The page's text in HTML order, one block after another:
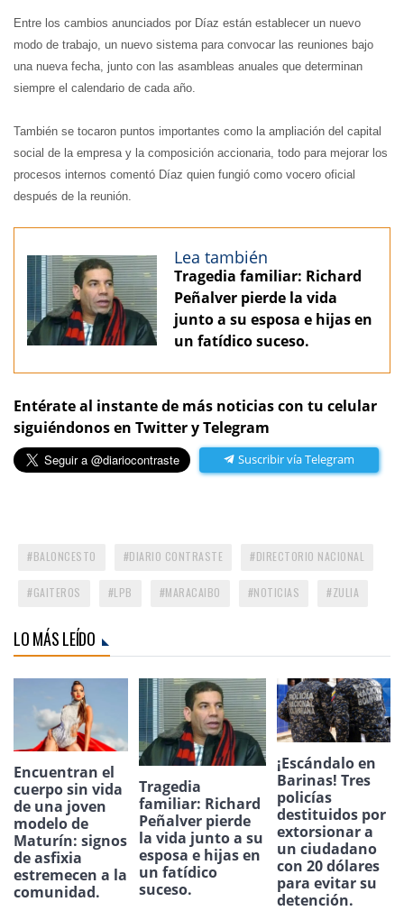
Entre los cambios anunciados por Díaz están establecer un nuevo
modo de trabajo, un nuevo sistema para convocar las reuniones bajo
una nueva fecha, junto con las asambleas anuales que determinan
siempre el calendario de cada año.
También se tocaron puntos importantes como la ampliación del capital
social de la empresa y la composición accionaria, todo para mejorar los
procesos internos comentó Díaz quien fungió como vocero oficial
después de la reunión.
Lea también
Tragedia familiar: Richard
Peñalver pierde la vida
junto a su esposa e hijas en
un fatídico suceso.
Entérate al instante de más noticias con tu celular
siguiéndonos en Twitter y Telegram
Suscribir vía Telegram
BALONCESTO DIARIO CONTRASTE DIRECTORIO NACIONAL
GAITEROS LPB MARACAIBO NOTICIAS ZULIA
LO MÁS LEÍDO
Encuentran el
cuerpo sin vida
de una joven
modelo de
Maturín: signos
de asfixia
estremecen a la
comunidad.
Tragedia
familiar: Richard
Peñalver pierde
la vida junto a su
esposa e hijas en
un fatídico
suceso.
¡Escándalo en
Barinas! Tres
policías
destituidos por
extorsionar a
un ciudadano
con 20 dólares
para evitar su
detención.